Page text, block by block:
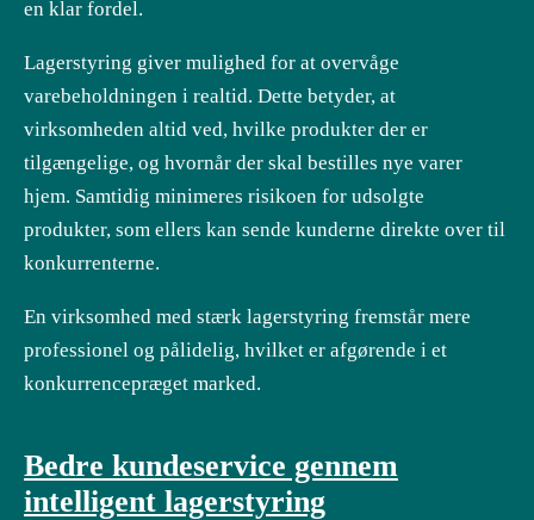
en klar fordel.
Lagerstyring giver mulighed for at overvåge
varebeholdningen i realtid. Dette betyder, at
virksomheden altid ved, hvilke produkter der er
tilgængelige, og hvornår der skal bestilles nye varer
hjem. Samtidig minimeres risikoen for udsolgte
produkter, som ellers kan sende kunderne direkte over til
konkurrenterne.
En virksomhed med stærk lagerstyring fremstår mere
professionel og pålidelig, hvilket er afgørende i et
konkurrencepræget marked.
Bedre kundeservice gennem
intelligent lagerstyring